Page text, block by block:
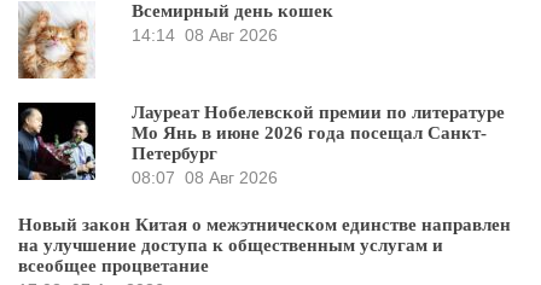
Всемирный день кошек
14:14 08 Авг 2026
Лауреат Нобелевской премии по литературе
Мо Янь в июне 2026 года посещал Санкт-
Петербург
08:07 08 Авг 2026
Новый закон Китая о межэтническом единстве направлен
на улучшение доступа к общественным услугам и
всеобщее процветание